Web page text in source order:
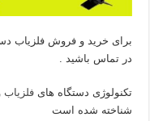
برای خرید و فروش فلزیاب
در تماس باشید .
تکنولوژی دستگاه هایفلزیاب
شناخته شده است